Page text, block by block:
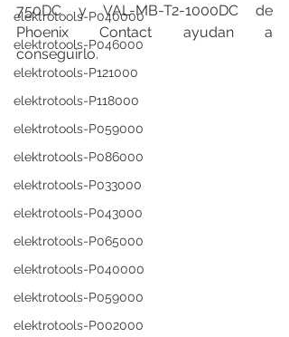
elektrotools-P040000
elektrotools-P046000
elektrotools-P121000
elektrotools-P118000
elektrotools-P059000
elektrotools-P086000
elektrotools-P033000
elektrotools-P043000
elektrotools-P065000
elektrotools-P040000
elektrotools-P059000
elektrotools-P002000
750DC y VAL-MB-T2-1000DC de
Phoenix Contact ayudan a
conseguirlo.